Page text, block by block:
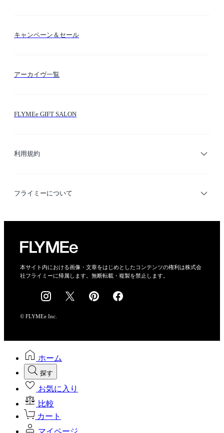
キャンペーン＆セール
アーカイヴ一覧
FLYMEe GIFT SALON
利用規約
利用規約
フライミーについて
会社概要
採用情報
本サイト内における画像・文章をはじめとしたコンテンツの権利は株式会
社フライミーに帰属します。無断転載・複製を禁止します。
© FLYMEe Inc.
ホーム
探す
お気に入り
比較
カート
マイページ